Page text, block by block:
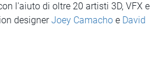
l'aiuto di oltre 20 artisti 3D, VFX e
designerJoey Camacho e David